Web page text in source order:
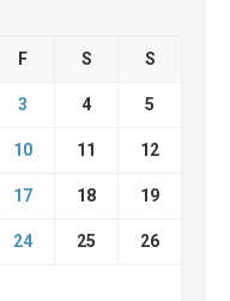
F S S
3 4 5
10 11 12
17 18 19
24 25 26